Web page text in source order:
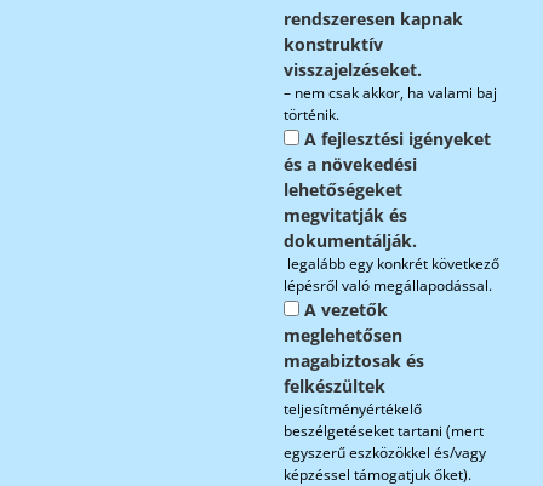
rendszeresen kapnak
konstruktív
visszajelzéseket.
– nem csak akkor, ha valami baj
történik.
A fejlesztési igényeket
és a növekedési
lehetőségeket
megvitatják és
dokumentálják.
legalább egy konkrét következő
lépésről való megállapodással.
A vezetők
meglehetősen
magabiztosak és
felkészültek
teljesítményértékelő
beszélgetéseket tartani (mert
egyszerű eszközökkel és/vagy
képzéssel támogatjuk őket).